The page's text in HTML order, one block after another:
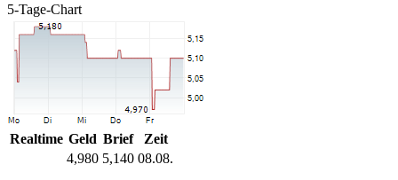
5-Tage-Chart
Realtime Geld Brief
Zeit
4,980 5,140 08.08.